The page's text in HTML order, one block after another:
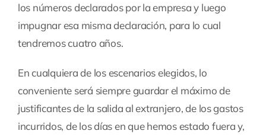
los números declarados por la empresa y luego
impugnar esa misma declaración, para lo cual
tendremos cuatro años.
En cualquiera de los escenarios elegidos, lo
conveniente será siempre guardar el máximo de
justificantes de la salida al extranjero, de los gastos
incurridos, de los días en que hemos estado fuera y,